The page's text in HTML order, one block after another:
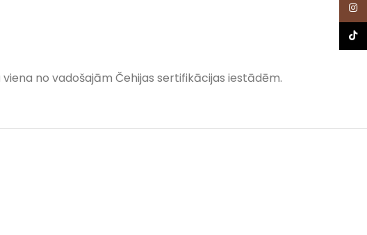
no vadošajām Čehijas sertifikācijas iestādēm.